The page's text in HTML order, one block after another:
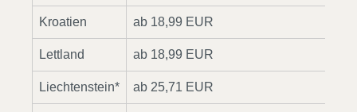
Kroatien ab 18,99 EUR
Lettland ab 18,99 EUR
Liechtenstein* ab 25,71 EUR